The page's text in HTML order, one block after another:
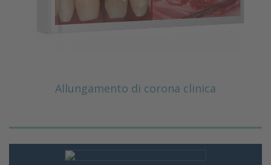
Allungamento di corona clinica